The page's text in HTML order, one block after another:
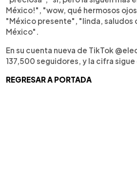
México!", "wow, qué hermosos
"México presente", "linda, saludos
México".
En su cuenta nueva de TikTok
137,500 seguidores, y la cifra
REGRESAR A PORTADA